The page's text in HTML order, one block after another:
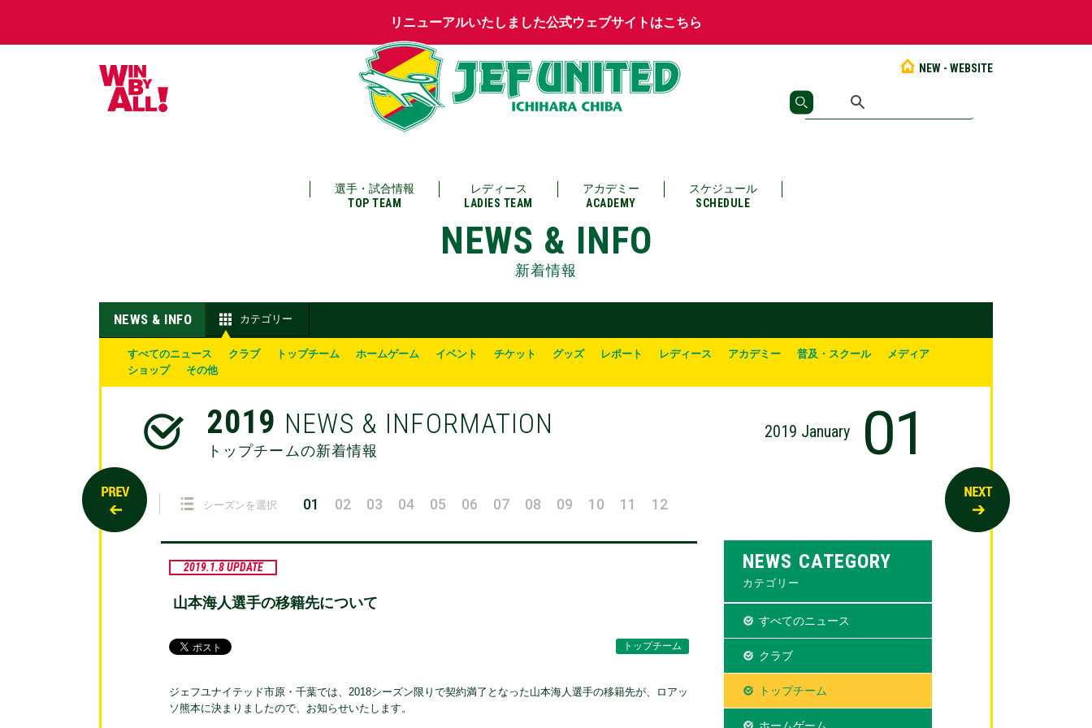
リニューアルいたしました公式ウェブサイトはこちら
NEW - WEBSITE
選手・試合情報
TOP TEAM
レディース
LADIES TEAM
アカデミー
ACADEMY
スケジュール
SCHEDULE
NEWS & INFO
新着情報
NEWS & INFO カテゴリー
すべてのニュース クラブ トップチーム ホームゲーム イベント チケット グッズ レポート レディース アカデミー 普及・スクール
メディア
ショップ
その他
2019 NEWS & INFORMATION
トップチームの新着情報
2019 January 01
シーズンを選択 01 02 03 04 05 06 07 08 09 10 11 12
2019.1.8 UPDATE
山本海人選手の移籍先について
トップチーム
ジェフユナイテッド市原・千葉では、2018シーズン限りで契約満了となった山本海人選手の移籍先が、ロアッ
ソ熊本に決まりましたので、お知らせいたします。
NEWS CATEGORY
カテゴリー
すべてのニュース
クラブ
トップチーム